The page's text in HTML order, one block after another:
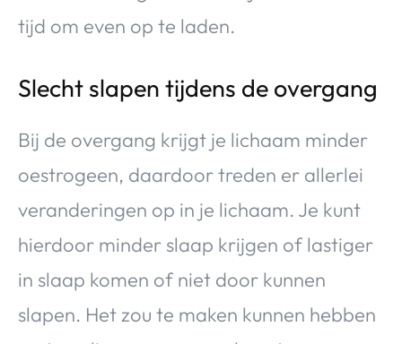
tijd om even op te laden.
Slecht slapen tijdens de overgang
Bij de overgang krijgt je lichaam minder
oestrogeen, daardoor treden er allerlei
veranderingen op in je lichaam. Je kunt
hierdoor minder slaap krijgen of lastiger
in slaap komen of niet door kunnen
slapen. Het zou te maken kunnen hebben